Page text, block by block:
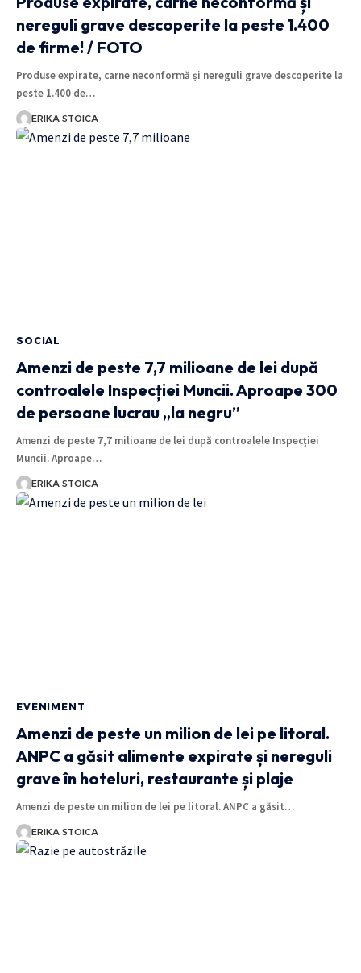
nereguli grave descoperite la peste 1.400
de firme! / FOTO
Produse expirate, carne neconformă și nereguli grave descoperite la
peste 1.400 de…
ERIKA STOICA
SOCIAL
Amenzi de peste 7,7 milioane de lei după
controalele Inspecției Muncii. Aproape 300
de persoane lucrau „la negru”
Amenzi de peste 7,7 milioane de lei după controalele Inspecției
Muncii. Aproape…
ERIKA STOICA
EVENIMENT
Amenzi de peste un milion de lei pe litoral.
ANPC a găsit alimente expirate și nereguli
grave în hoteluri, restaurante și plaje
Amenzi de peste un milion de lei pe litoral. ANPC a găsit…
ERIKA STOICA